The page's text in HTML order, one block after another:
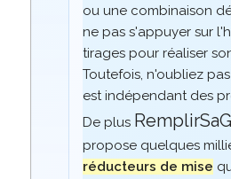
ou une combinaison
ne pas s'appuyer sur
tirages pour réaliser
Toutefois, n'oubliez
est indépendant des
De plus
propose quelques
réducteurs de mise